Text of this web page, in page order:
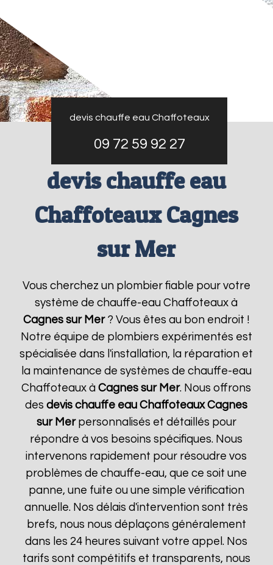
devis chauffe eau Chaffoteaux
09 72 59 92 27
devis chauffe eau
Chaffoteaux Cagnes
sur Mer
Vous cherchez un plombier fiable pour votre
système de chauffe-eau Chaffoteaux à
Cagnes sur Mer? Vous êtes au bon endroit !
Notre équipe de plombiers expérimentés est
spécialisée dans l'installation, la réparation et
la maintenance de systèmes de chauffe-eau
Chaffoteaux àCagnes sur Mer. Nous offrons
desdevis chauffe eau Chaffoteaux Cagnes
sur Merpersonnalisés et détaillés pour
répondre à vos besoins spécifiques. Nous
intervenons rapidement pour résoudre vos
problèmes de chauffe-eau, que ce soit une
panne, une fuite ou une simple vérification
annuelle. Nos délais d'intervention sont très
brefs, nous nous déplaçons généralement
dans les 24 heures suivant votre appel. Nos
tarifs sont compétitifs et transparents, nous